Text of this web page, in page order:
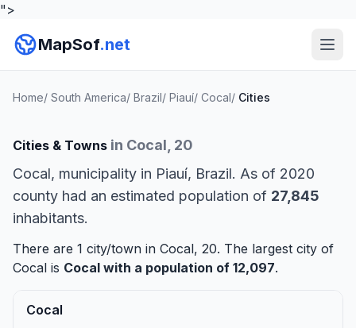
">
MapSof.net
Home/ South America/ Brazil/ Piauí/ Cocal/ Cities
Cities & Towns in Cocal, 20
Cocal, municipality in Piauí, Brazil. As of 2020
county had an estimated population of 27,845
inhabitants.
There are 1 city/town in Cocal, 20. The largest city of
Cocal is Cocal with a population of 12,097.
Cocal